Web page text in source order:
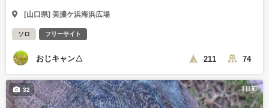
[山口県] 美濃ケ浜海浜広場
ソロ フリーサイト
おじキャン△ 211 74
3日前
32